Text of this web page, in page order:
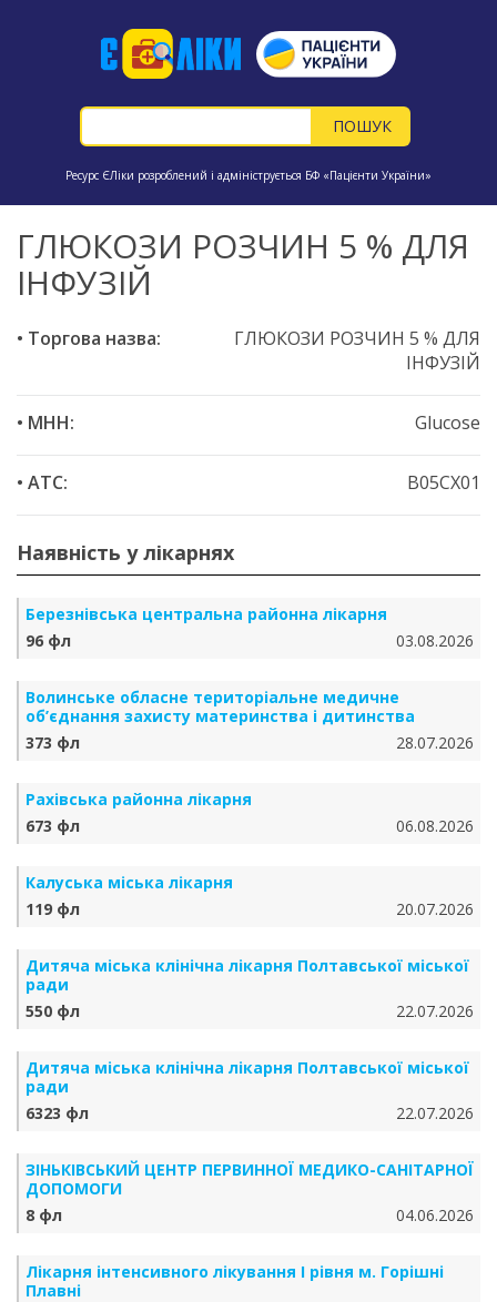
Ресурс ЄЛіки розроблений і адмініструється БФ «Пацієнти України»
ГЛЮКОЗИ РОЗЧИН 5 % ДЛЯ
ІНФУЗІЙ
• Торгова назва:
ГЛЮКОЗИ РОЗЧИН 5 % ДЛЯ
ІНФУЗІЙ
• МНН: Glucose
• ATC: B05CX01
Наявність у лікарнях
Березнівська центральна районна лікарня
96 фл
03.08.2026
Волинське обласне територіальне медичне
об’єднання захисту материнства і дитинства
373 фл
28.07.2026
Рахівська районна лікарня
673 фл
06.08.2026
Калуська міська лікарня
119 фл
20.07.2026
Дитяча міська клінічна лікарня Полтавської міської
ради
550 фл
22.07.2026
Дитяча міська клінічна лікарня Полтавської міської
ради
6323 фл
22.07.2026
ЗІНЬКІВСЬКИЙ ЦЕНТР ПЕРВИННОЇ МЕДИКО-САНІТАРНОЇ
ДОПОМОГИ
8 фл
04.06.2026
Лікарня інтенсивного лікування І рівня м. Горішні
Плавні